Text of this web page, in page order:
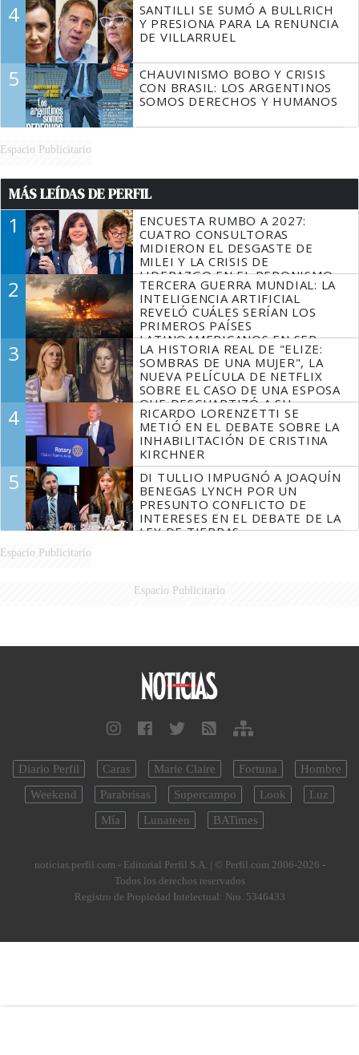
4
SANTILLI SE SUMÓ A BULLRICH
Y PRESIONA PARA LA RENUNCIA
DE VILLARRUEL
5
CHAUVINISMO BOBO Y CRISIS
CON BRASIL: LOS ARGENTINOS
SOMOS DERECHOS Y HUMANOS
Espacio Publicitario
MÁS LEÍDAS DE PERFIL
1
ENCUESTA RUMBO A 2027:
CUATRO CONSULTORAS
MIDIERON EL DESGASTE DE
MILEI Y LA CRISIS DE
LIDERAZGO EN EL PERONISMO
2
TERCERA GUERRA MUNDIAL: LA
INTELIGENCIA ARTIFICIAL
REVELÓ CUÁLES SERÍAN LOS
PRIMEROS PAÍSES
LATINOAMERICANOS EN SER
DERROTADOS
3
LA HISTORIA REAL DE "ELIZE:
SOMBRAS DE UNA MUJER", LA
NUEVA PELÍCULA DE NETFLIX
SOBRE EL CASO DE UNA ESPOSA
QUE DESCUARTIZÓ A SU
MARIDO
4
RICARDO LORENZETTI SE
METIÓ EN EL DEBATE SOBRE LA
INHABILITACIÓN DE CRISTINA
KIRCHNER
5
DI TULLIO IMPUGNÓ A JOAQUÍN
BENEGAS LYNCH POR UN
PRESUNTO CONFLICTO DE
INTERESES EN EL DEBATE DE LA
LEY DE TIERRAS
Espacio Publicitario
Espacio Publicitario
Diario Perfil Caras Marie Claire Fortuna
Hombre
Weekend
Parabrisas Supercampo Look
Luz
Mía
Lunateen BATimes
noticias.perfil.com - Editorial Perfil S.A. | © Perfil.com 2006-2026 -
Todos los derechos reservados
Registro de Propiedad Intelectual: Nro. 5346433